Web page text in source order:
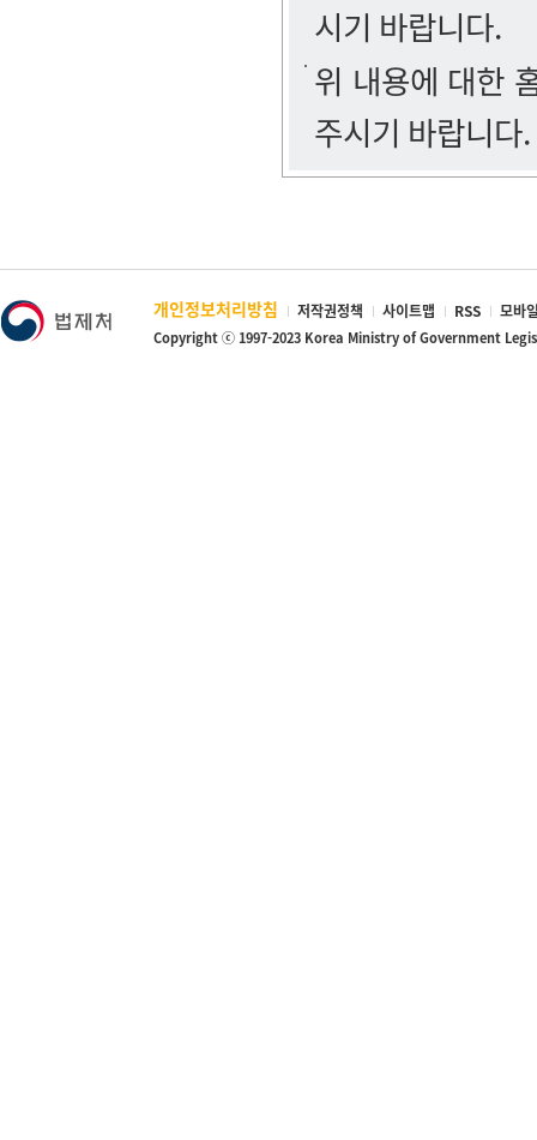
시기 바랍니다.
위 내용에 대한
주시기 바랍니다.
개인정보처리방침 저작권정책 사이트맵 RSS 모바
Copyright ⓒ 1997-2023 Korea Ministry of Government